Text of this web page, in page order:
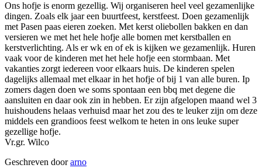
Ons hofje is enorm gezellig. Wij organiseren heel veel gezamenlijke
dingen. Zoals elk jaar een buurtfeest, kerstfeest. Doen gezamenlijk
met Pasen paas eieren zoeken. Met kerst oliebollen bakken en dan
versieren we met het hele hofje alle bomen met kerstballen en
kerstverlichting. Als er wk en of ek is kijken we gezamenlijk. Huren
vaak voor de kinderen met het hele hofje een stormbaan. Met
vakanties zorgt iedereen voor elkaars huis. De kinderen spelen
dagelijks allemaal met elkaar in het hofje of bij 1 van alle buren. Ip
zomers dagen doen we soms spontaan een bbq met degene die
aansluiten en daar ook zin in hebben. Er zijn afgelopen maand wel 3
huishoudens helaas verhuisd maar het zou des te leuker zijn om deze
middels een grandioos feest welkom te heten in ons leuke super
gezellige hofje.
Vr.gr. Wilco
Geschreven doorarno